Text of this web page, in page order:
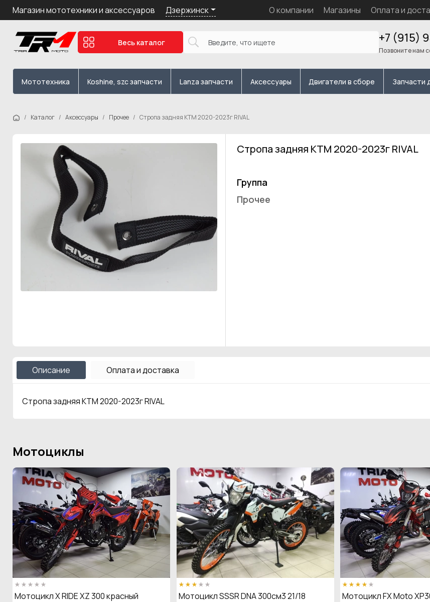
Магазин мототехники и аксессуаров Дзержинск О компании Магазины Оплата и
Весь каталог +7 (915)
Позвоните нам
Мототехника Koshine, szc запчасти Lanza запчасти Аксессуары Двигатели в сборе Запчасти
Каталог Аксессуары Прочее Стропа задняя KTM 2020-2023г RIVAL
Стропа задняя KTM 2020-2023г RIVAL
Группа
Прочее
Описание Оплата и доставка
Стропа задняя KTM 2020-2023г RIVAL
Мотоциклы
Мотоцикл X RIDE XZ 300 красный Мотоцикл SSSR DNA 300см3 21/18 Мотоцикл FX Moto